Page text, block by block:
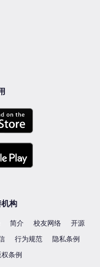
构
简介 校友网络
开源
行为规范
隐私条例
权条例